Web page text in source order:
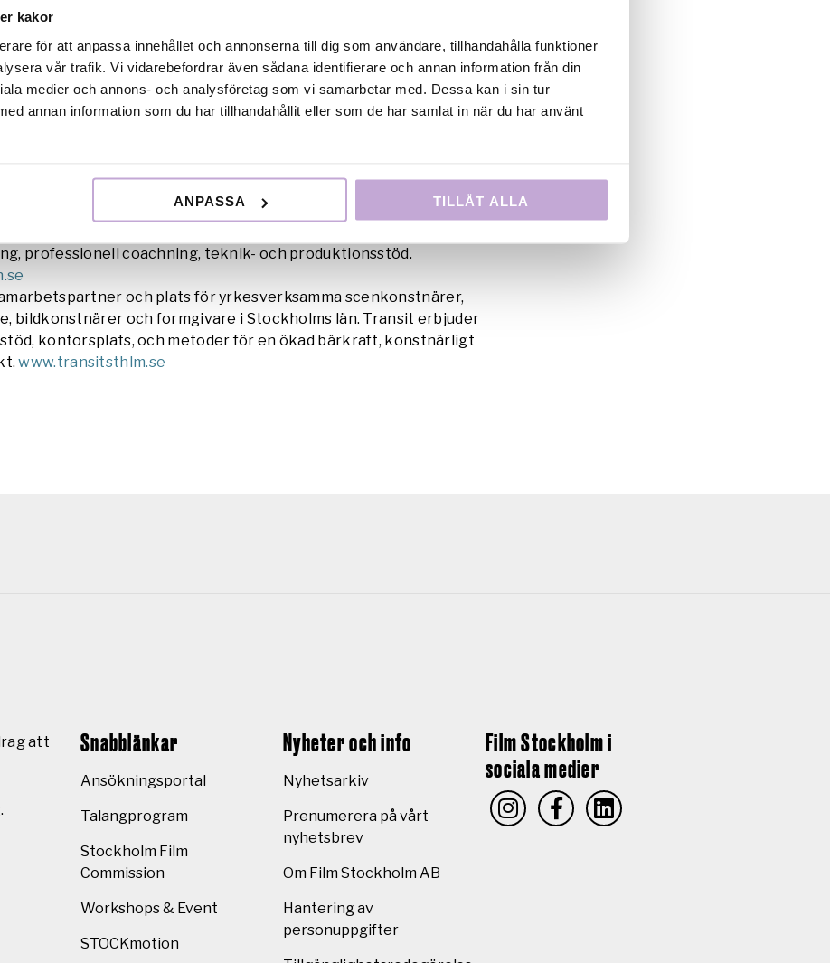
kakor
för att anpassa innehållet och annonserna till dig som användare, tillhandahålla funktioner
vår trafik. Vi vidarebefordrar även sådana identifierare och annan information från din
medier och annons- och analysföretag som vi samarbetar med. Dessa kan i sin tur
annan information som du har tillhandahållit eller som de har samlat in när du har använt
ANPASSA TILLÅT ALLA
är koreograf, utbildad i Bryssel samt på Kgl. Svenska Balettskolan i
är även utbildad i ljuddesign och teknik. ”Jag intresserar mig för
mänskliga kroppar och iden om vad det är att vara/inte vara
nära det ligger vår ide av djur/natur och robotar.”
program/processpodden-2/
Sprid gärna vårt Facebook-
professionell coachning, teknik- och produktionsstöd.
och plats för yrkesverksamma scenkonstnärer,
bildkonstnärer och formgivare i Stockholms län. Transit erbjuder
kontorsplats, och metoder för en ökad bärkraft, konstnärligt
www.transitsthlm.se
att
Snabblänkar
Ansökningsportal
Talangprogram
Stockholm Film
Commission
Workshops & Event
STOCKmotion
Nyheter och info
Nyhetsarkiv
Prenumerera på vårt
nyhetsbrev
Om Film Stockholm AB
Hantering av
personuppgifter
Film Stockholm i
sociala medier